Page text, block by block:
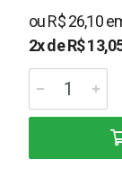
ou R$ 26,10
2x de R$